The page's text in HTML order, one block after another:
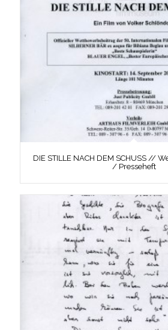
DIE STILLE NACH DEM SCHUSS //
/ Presseheft